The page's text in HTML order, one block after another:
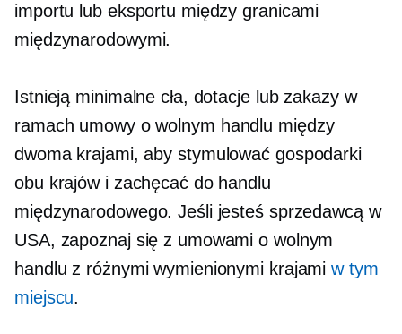
importu lub eksportu między granicami
międzynarodowymi.
Istnieją minimalne cła, dotacje lub zakazy w
ramach umowy o wolnym handlu między
dwoma krajami, aby stymulować gospodarki
obu krajów i zachęcać do handlu
międzynarodowego. Jeśli jesteś sprzedawcą w
USA, zapoznaj się z umowami o wolnym
handlu z różnymi wymienionymi krajamiw tym
miejscu.